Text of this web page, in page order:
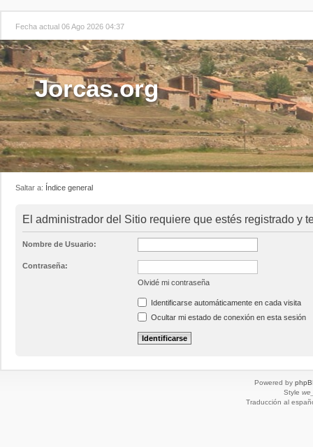
Fecha actual 06 Ago 2026 04:37
Jorcas.org
Saltar a: Índice general
El administrador del Sitio requiere que estés registrado y
Nombre de Usuario:
Contraseña:
Olvidé mi contraseña
Identificarse automáticamente en cada visita
Ocultar mi estado de conexión en esta sesión
Powered by
Style
Traducción al